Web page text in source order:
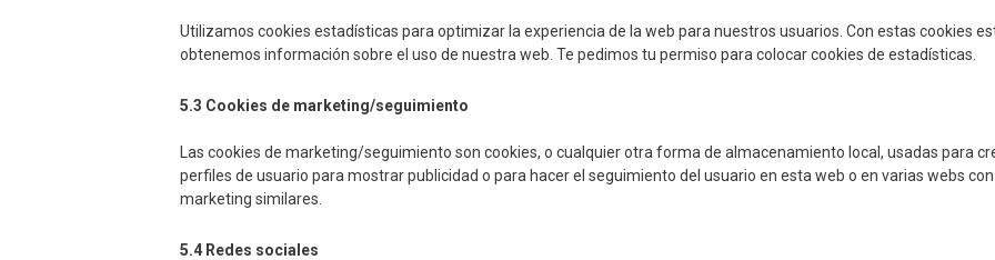
Utilizamos cookies estadísticas para optimizar la experiencia de la web para nuestros usuarios. Con estas cookies
obtenemos información sobre el uso de nuestra web. Te pedimos tu permiso para colocar cookies de estadísticas.
5.3 Cookies de marketing/seguimiento
Las cookies de marketing/seguimiento son cookies, o cualquier otra forma de almacenamiento local, usadas para
perfiles de usuario para mostrar publicidad o para hacer el seguimiento del usuario en esta web o en varias webs
marketing similares.
5.4 Redes sociales